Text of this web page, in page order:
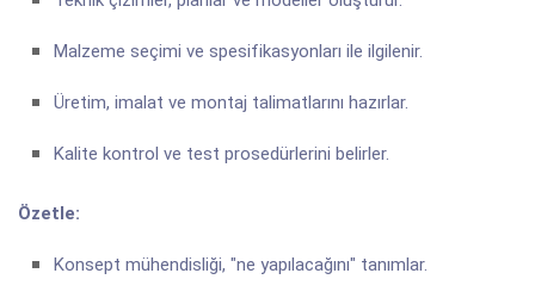
Malzeme seçimi ve spesifikasyonları ile ilgilenir.
Üretim, imalat ve montaj talimatlarını hazırlar.
Kalite kontrol ve test prosedürlerini belirler.
Özetle:
Konsept mühendisliği, "ne yapılacağını" tanımlar.